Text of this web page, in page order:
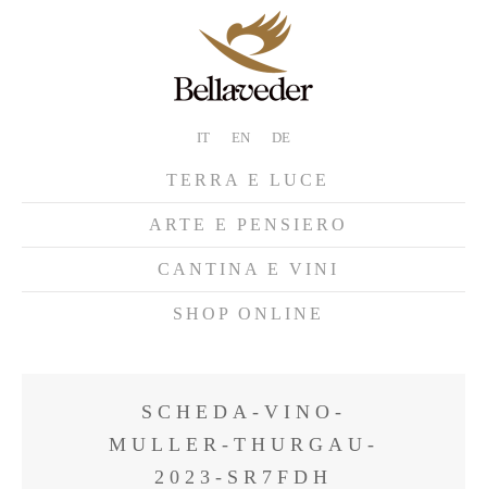
IT EN DE
TERRA E LUCE
ARTE E PENSIERO
CANTINA E VINI
SHOP ONLINE
SCHEDA-VINO-
MULLER-THURGAU-
2023-SR7FDH